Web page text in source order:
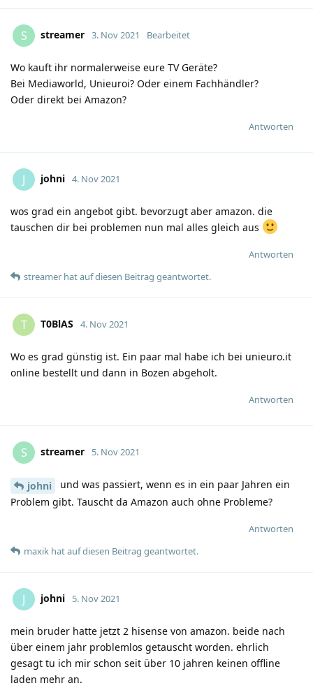
S streamer 3. Nov 2021 Bearbeitet
Wo kauft ihr normalerweise eure TV Geräte?
Bei Mediaworld, Unieuroi? Oder einem Fachhändler?
Oder direkt bei Amazon?
Antworten
J johni 4. Nov 2021
wos grad ein angebot gibt. bevorzugt aber amazon. die
tauschen dir bei problemen nun mal alles gleich aus
Antworten
streamer hatauf diesen Beitrag geantwortet.
T T0BlAS 4. Nov 2021
Wo es grad günstig ist. Ein paar mal habe ich bei unieuro.it
online bestellt und dann in Bozen abgeholt.
Antworten
S streamer 5. Nov 2021
johni
und was passiert, wenn es in ein paar Jahren ein
Problem gibt. Tauscht da Amazon auch ohne Probleme?
Antworten
maxik hatauf diesen Beitrag geantwortet.
J johni 5. Nov 2021
mein bruder hatte jetzt 2 hisense von amazon. beide nach
über einem jahr problemlos getauscht worden. ehrlich
gesagt tu ich mir schon seit über 10 jahren keinen offline
laden mehr an.